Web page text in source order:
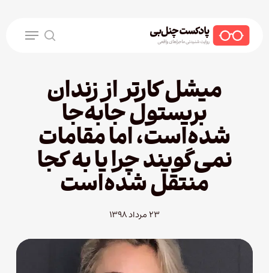
search
Menu
میشل کارتر از زندان
بریستول جا‌به‌جا
شده‌است، اما مقامات
نمی‌گویند چرا یا به کجا
منتقل شده‌است
۲۳ مرداد ۱۳۹۸